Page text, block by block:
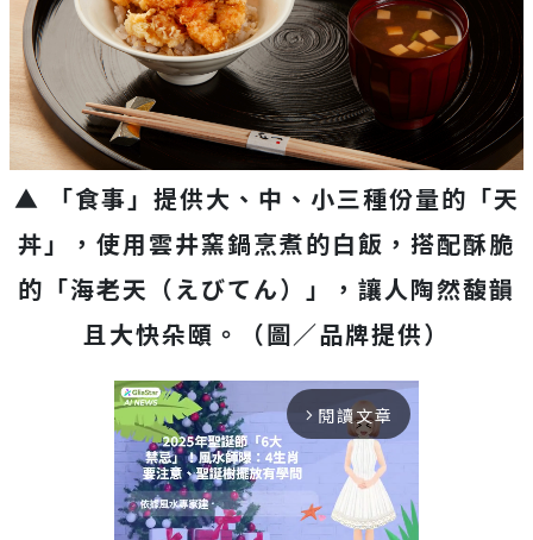
▲ 「食事」提供大、中、小三種份量的「天
丼」，使用雲井窯鍋烹煮的白飯，搭配酥脆
的「海老天（えびてん）」，讓人陶然馥韻
且大快朵頤。（圖／品牌提供）
arrow_forward_ios 閱讀文章